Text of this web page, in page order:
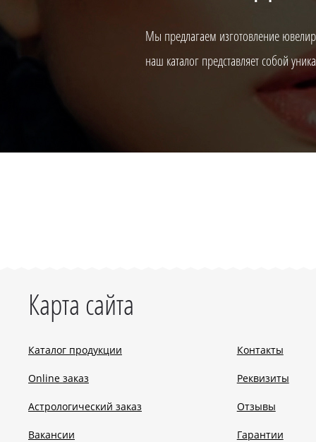
Мы предлагаем изготовление
наш каталог представляет собой
Карта сайта
Каталог продукции
Online заказ
Астрологический заказ
Вакансии
Контакты
Реквизиты
Отзывы
Гарантии